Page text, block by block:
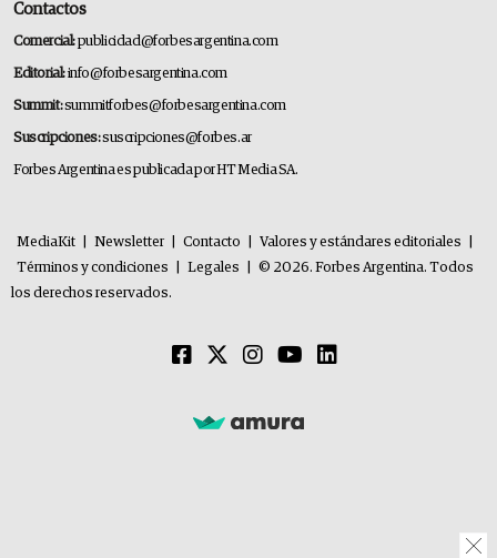
Contactos
Comercial:publicidad@forbesargentina.com
Editorial:info@forbesargentina.com
Summit:summitforbes@forbesargentina.com
Suscripciones:suscripciones@forbes.ar
Forbes Argentina es publicada por HT Media SA.
MediaKit Newsletter Contacto Valores y estándares editoriales
Términos y condiciones
Legales
© 2026. Forbes Argentina. Todos
los derechos reservados.